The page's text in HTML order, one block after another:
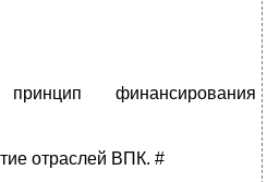
финансирования
отраслей ВПК. #